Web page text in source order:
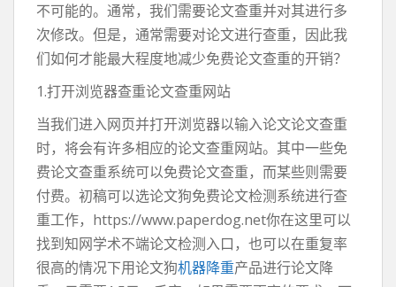
不可能的。通常，我们需要论文查重并对其进行多
次修改。但是，通常需要对论文进行查重，因此我
们如何才能最大程度地减少免费论文查重的开销？
1.打开浏览器查重论文查重网站
当我们进入网页并打开浏览器以输入论文论文查重
时，将会有许多相应的论文查重网站。其中一些免
费论文查重系统可以免费论文查重，而某些则需要
付费。初稿可以选论文狗免费论文检测系统进行查
重工作，https://www.paperdog.net你在这里可以
找到知网学术不端论文检测入口，也可以在重复率
很高的情况下用论文狗机器降重产品进行论文降